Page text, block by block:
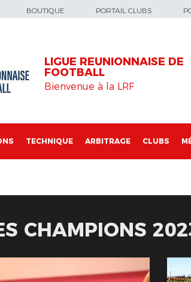
BOUTIQUE PORTAIL CLUBS
LIGUE REUNIONNAISE DE
FOOTBALL
Bienvenue à la LRF
TECHNIQUE ARBITRAGE CLUBS
CHAMPIONS